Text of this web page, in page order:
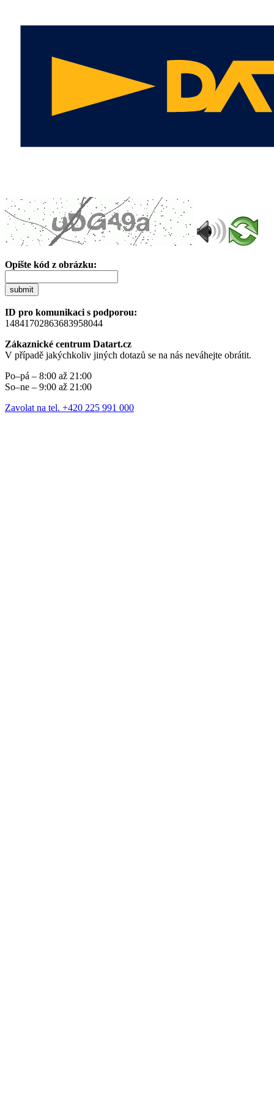
Opište kód z obrázku:
submit
ID pro komunikaci s podporou:
14841702863683958044
Zákaznické centrum Datart.cz
V případě jakýchkoliv jiných dotazů se na nás neváhejte obrátit.
Po–pá – 8:00 až 21:00
So–ne – 9:00 až 21:00
Zavolat na tel. +420 225 991 000